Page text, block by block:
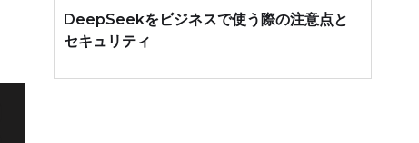
DeepSeekをビジネスで使う際の注意点と
セキュリティ